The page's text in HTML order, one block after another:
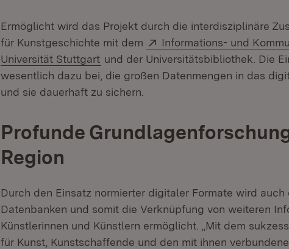
Ermöglicht wird das Projekt durch die interdisziplinäre
für Kunstgeschichte mit dem
Extern:
Informations- und
Universität Stuttgart (Öffnet in neuem Fenster)
und der Universitätsbibliothek. Die
wesentlich dazu bei, die großen Datenmengen in das
und sie dauerhaft zu sichern.
Profunde
Region
Durch den Einsatz normierter digitaler Formate wird
Datenbanken und somit die Verknüpfung von weiteren
Künstlerinnen und Künstlern ermöglicht. „Mit dem
für Kunst, Kunstschaffende und den mit ihnen